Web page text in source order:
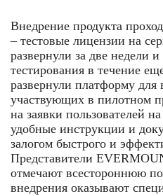
Внедрение продукта
– тестовые лицензии на
развернули за две недели
тестирования в течение
развернули платформу для
участвующих в пилотном
на заявки пользователей
удобные инструкции и
залогом быстрого и
Представители
отмечают всестороннюю
внедрения оказывают